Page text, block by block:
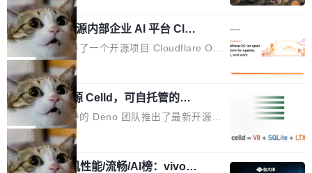
鲜——代数数据类型（ADT），尤其是和类型
（sum type）。但他说清楚了一件事：这不是类
型系统的学术体操，是日常编码的思维方式。 文
章从一个简单的例子切入。一个网站的深色主题
设置，如果用布尔值 + 可空字段来表示——bool
ean 表示是否可切换，nullable 的默认模式、浅
色方案、深色方案——会产生大量无意义的组
合。方案缺了、配置冲突了、全 null 了。要知道
哪些组合有效，作者说，你得靠"文档、校验、或
者部落知识"。 换个写法。Rust 的 enum，两个
Cloudflare 开源内部企业 AI 平台 Clou
dflare OS
Cloudflare 发布了一个开源项目 Cloudflare O
S。如果你只看官方博客，你会觉得这是又一
个"AI 知识库 + 聊天机器人"——每个大厂都在
做，没什么新鲜的。 但 Kenton Varda 在 Twitte
r 上把事情说清楚了： 今天我们发布了 Cloudfla
re OS，一个带连接器的聊天机器人，跟其他所
有科技公司做的一样。只不过，实际上它不一
样。这是 Sandstorm.io 的重制版，我十年前的
局
Deno 团队开源 Celld，可自托管的分
布式 Durable Objects
Ryan Dahl 领导的 Deno 团队推出了最新开源项
目 Celld，一个能在自己机器上运行 Cloudflare
Workers 和 Durable Objects 的守护进程。 设
计思路很直接：每个对象是一个独立的 SQLite
局
鲁大师7月新机性能/流畅/AI榜：vivo夺